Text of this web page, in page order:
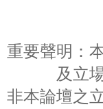
重要聲明：
及立
非本論壇之